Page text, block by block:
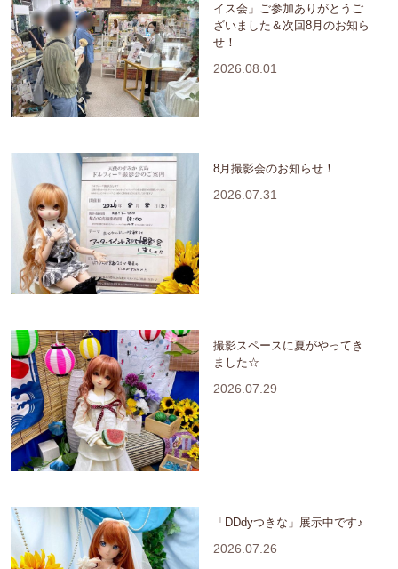
イス会」ご参加ありがとうご
ざいました＆次回8月のお知ら
せ！
2026.08.01
8月撮影会のお知らせ！
2026.07.31
撮影スペースに夏がやってき
ました☆
2026.07.29
「DDdyつきな」展示中です♪
2026.07.26